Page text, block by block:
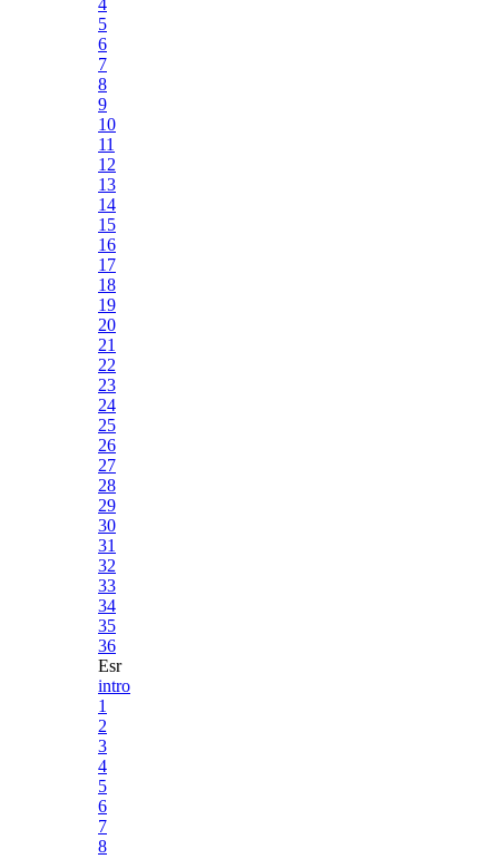
5
6
7
8
9
10
11
12
13
14
15
16
17
18
19
20
21
22
23
24
25
26
27
28
29
30
31
32
33
34
35
36
Esr
intro
1
2
3
4
5
6
7
8